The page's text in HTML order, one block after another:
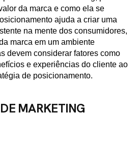
da marca e como ela se
ajuda a criar uma
na mente dos consumidores,
marca em um ambiente
devem considerar fatores como
e experiências do cliente ao
de posicionamento.
MARKETING